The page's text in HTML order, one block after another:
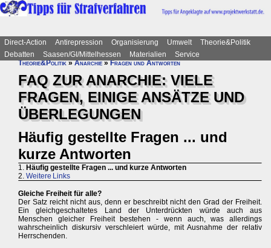
Direct-Action Antirepression Organisierung Umwelt
Theorie&Politik
Debatten
Saasen/GI/Mittelhessen Materialien
Service
Theorie&Politik»Anarchie»Fragen und Antworten
FAQ ZUR ANARCHIE: VIELE
FRAGEN, EINIGE ANSÄTZE UND
ÜBERLEGUNGEN
Häufig gestellte Fragen ... und
kurze Antworten
1. Häufig gestellte Fragen ... und kurze Antworten
2. Weitere Links
Gleiche Freiheit für alle?
Der Satz reicht nicht aus, denn er beschreibt nicht den Grad der Freiheit.
Ein gleichgeschaltetes Land der Unterdrückten würde auch aus
Menschen gleicher Freiheit bestehen - wenn auch, was allerdings
wahrscheinlich diskursiv verschleiert würde, mit Ausnahme der relativ
Herrschenden.